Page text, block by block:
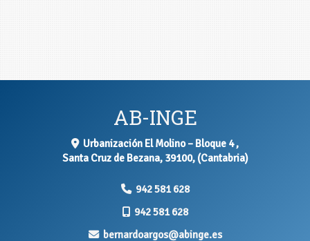
AB-INGE
Urbanización El Molino – Bloque 4 ,
Santa Cruz de Bezana, 39100, (Cantabria)
942 581 628
942 581 628
bernardoargos
abinge.es